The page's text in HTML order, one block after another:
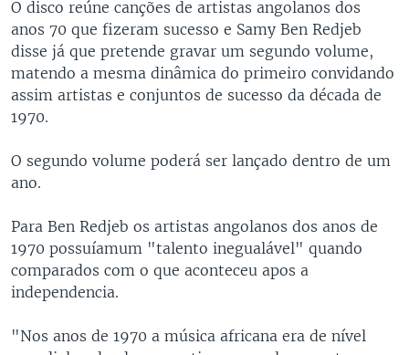
O disco reúne canções de artistas angolanos dos
anos 70 que fizeram sucesso e Samy Ben Redjeb
disse já que pretende gravar um segundo volume,
matendo a mesma dinâmica do primeiro convidando
assim artistas e conjuntos de sucesso da década de
1970.
O segundo volume poderá ser lançado dentro de um
ano.
Para Ben Redjeb os artistas angolanos dos anos de
1970 possuíamum "talento inegualável" quando
comparados com o que aconteceu apos a
independencia.
"Nos anos de 1970 a música africana era de nível